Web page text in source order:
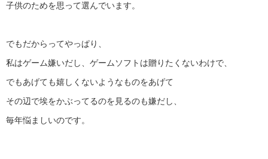
子供のためを思って選んでいます。
でもだからってやっぱり、
私はゲーム嫌いだし、ゲームソフトは贈りたくないわけで、
でもあげても嬉しくないようなものをあげて
その辺で埃をかぶってるのを見るのも嫌だし、
毎年悩ましいのです。